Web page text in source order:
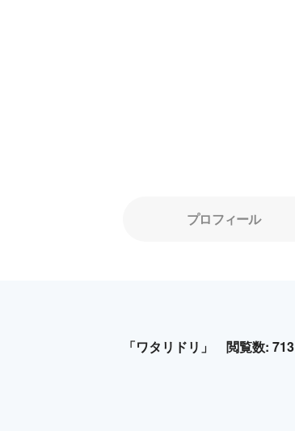
プロフィール
「ワタリドリ」 閲覧数: 713